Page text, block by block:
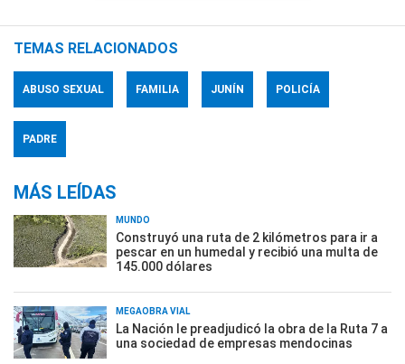
TEMAS RELACIONADOS
ABUSO SEXUAL FAMILIA JUNÍN POLICÍA
PADRE
MÁS LEÍDAS
MUNDO
Construyó una ruta de 2 kilómetros para ir a
pescar en un humedal y recibió una multa de
145.000 dólares
MEGAOBRA VIAL
La Nación le preadjudicó la obra de la Ruta 7 a
una sociedad de empresas mendocinas